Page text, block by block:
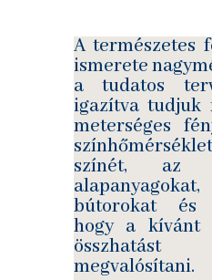
A természetes
ismerete
a tudatos
igazítva tudjuk
meterséges
színét, az
bútorokat és
hogy a kívánt
megvalósítani.